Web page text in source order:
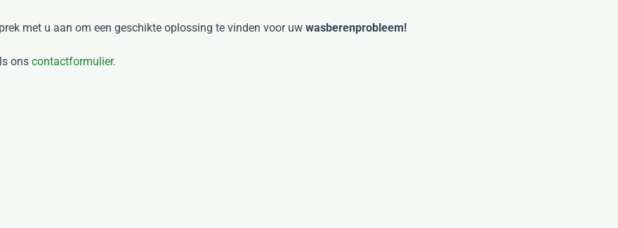
met u aan om een geschikte oplossing te vinden voor uw wasberenprobleem!
ons contactformulier.